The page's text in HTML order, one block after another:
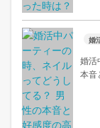
婚
婚活
本音